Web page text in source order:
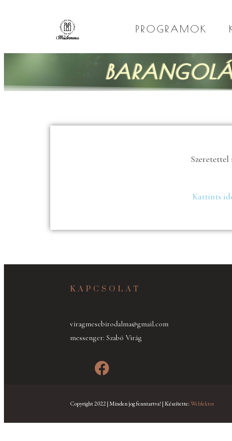
PROGRAMOK
Kattints
KAPCSOLAT
viragmesebirodalma@gmail.com
messenger: Szabó Virág
Copyright 2022 | Minden jog fenntartva! | Készítette:Weblektor